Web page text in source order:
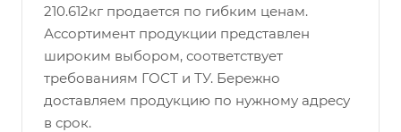
210.612кг продается по гибким ценам.
Ассортимент продукции представлен
широким выбором, соответствует
требованиям ГОСТ и ТУ. Бережно
доставляем продукцию по нужному адресу
в срок.